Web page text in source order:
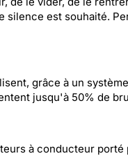
silence est souhaité.
grâce à un
jusqu'à 50% de
à conducteur